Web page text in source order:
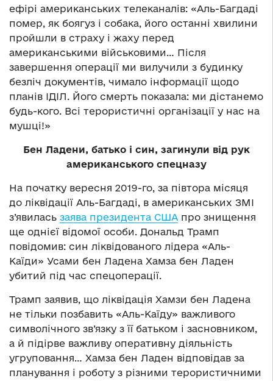
ефірі американських телеканалів: «Аль-Багдаді
помер, як боягуз і собака, його останні хвилини
пройшли в страху і жаху перед
американськими військовими… Після
завершення операції ми вилучили з будинку
безліч документів, чимало інформації щодо
планів ІДІЛ. Його смерть показала: ми дістанемо
будь-кого. Всі терористичні організації у нас на
мушці!»
Бен Ладени, батько і син, загинули від рук
американського спецназу
На початку вересня 2019-го, за півтора місяця
до ліквідації Аль-Багдаді, в американських ЗМІ
з’явилась заява президента США про знищення
ще однієї відомої особи. Дональд Трамп
повідомив: син ліквідованого лідера «Аль-
Каїди» Усами бен Ладена Хамза бен Ладен
убитий під час спецоперації.
Трамп заявив, що ліквідація Хамзи бен Ладена
не тільки позбавить «Аль-Каїду» важливого
символічного зв’язку з її батьком і засновником,
а й підірве важливу оперативну діяльність
угруповання… Хамза бен Ладен відповідав за
планування і роботу з різними терористичними